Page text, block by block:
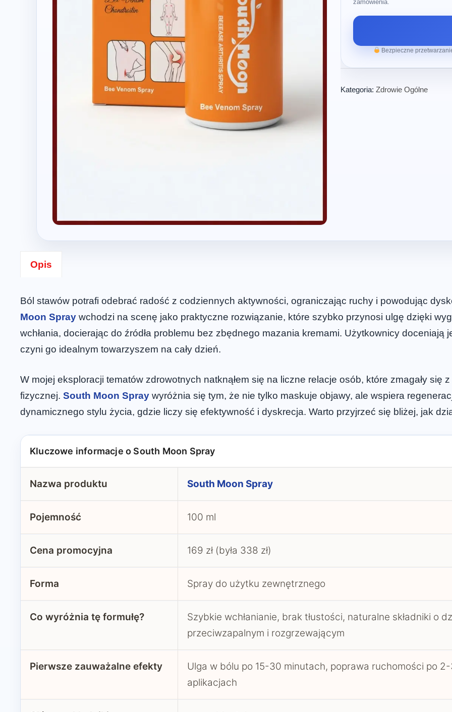
zamówienia.
Bezpieczne
Kategoria:Zdrowie Ogólne
Opis
Ból stawów potrafi odebrać radość z codziennych aktywności, ograniczając ruchy i powodując
Moon Spray wchodzi na scenę jako praktyczne rozwiązanie, które szybko przynosi ulgę dzięki
wchłania, docierając do źródła problemu bez zbędnego mazania kremami. Użytkownicy doceniają
czyni go idealnym towarzyszem na cały dzień.
W mojej eksploracji tematów zdrowotnych natknąłem się na liczne relacje osób, które zmagały
fizycznej. South Moon Spray wyróżnia się tym, że nie tylko maskuje objawy, ale wspiera
dynamicznego stylu życia, gdzie liczy się efektywność i dyskrecja. Warto przyjrzeć się bliżej, jak
Kluczowe informacje o South Moon Spray
Nazwa produktu South Moon Spray
Pojemność 100 ml
Cena promocyjna 169 zł (była 338 zł)
Forma Spray do użytku zewnętrznego
Co wyróżnia tę formułę?
Szybkie wchłanianie, brak tłustości, naturalne składniki o
przeciwzapalnym i rozgrzewającym
Pierwsze zauważalne efekty
Ulga w bólu po 15-30 minutach, poprawa ruchomości po
aplikacjach